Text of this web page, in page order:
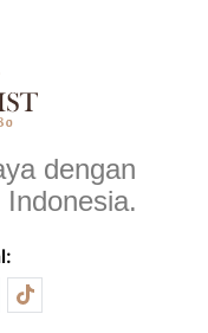
dengan